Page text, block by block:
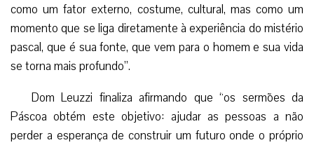
como um fator externo, costume, cultural, mas como um
momento que se liga diretamente à experiência do mistério
pascal, que é sua fonte, que vem para o homem e sua vida
se torna mais profundo”.
Dom Leuzzi finaliza afirmando que “os sermões da
Páscoa obtém este objetivo: ajudar as pessoas a não
perder a esperança de construir um futuro onde o próprio